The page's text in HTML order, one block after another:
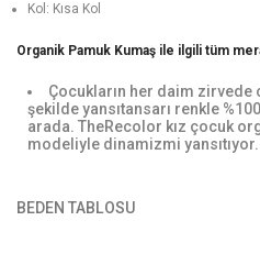
Kol: Kısa Kol
Organik Pamuk Kumaş ile ilgili tüm
Çocukların her daim
şekilde yansıtansarı renkle
arada. TheRecolor kız çocuk
modeliyle dinamizmi yansıtıyor.
BEDEN TABLOSU